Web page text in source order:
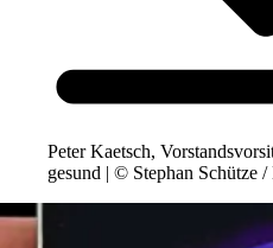
Peter Kaetsch,
gesund | © Stephan Schütze